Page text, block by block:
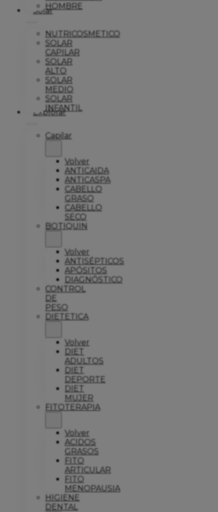
HOMBRE
Solar
NUTRICOSMETICO
SOLAR
CAPILAR
SOLAR
ALTO
SOLAR
MEDIO
SOLAR
INFANTIL
Explorar
Capilar
Volver
ANTICAIDA
ANTICASPA
CABELLO
GRASO
CABELLO
SECO
BOTIQUIN
Volver
ANTISÉPTICOS
APÓSITOS
DIAGNÓSTICO
CONTROL
DE
PESO
DIETETICA
Volver
DIET
ADULTOS
DIET
DEPORTE
DIET
MUJER
FITOTERAPIA
Volver
ACIDOS
GRASOS
FITO
ARTICULAR
FITO
MENOPAUSIA
HIGIENE
DENTAL